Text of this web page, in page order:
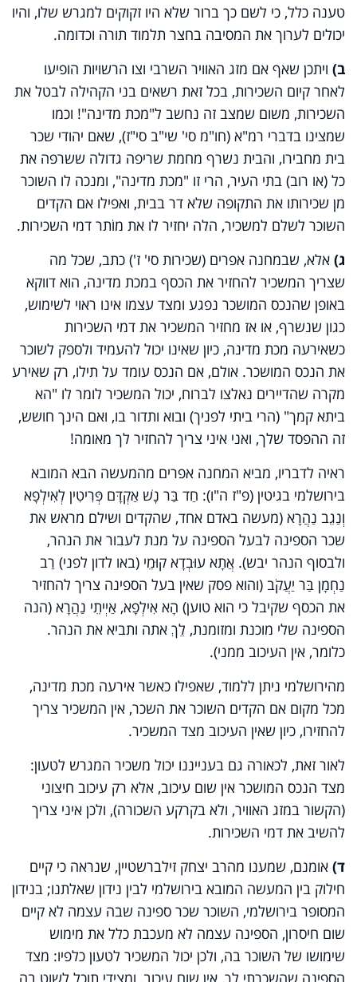
טענה כלל, כי לשם כך ברור שלא היו זקוקים למגרש שלו, והיו
יכולים לערוך את המסיבה בחצר תלמוד תורה וכדומה.
ב) ויתכן שאף אם מזג האוויר השרבי וצו הרשויות הופיעו
לאחר קיום השכירות, בכל זאת רשאים בני הקהילה לבטל את
השכירות, משום שמצב זה נחשב ל"מכת מדינה"! וכמו
שמצינו בדברי רמ"א (חו"מ סי' שי"ב סי"ז), שאם יהודי שכר
בית מחבירו, והבית נשרף מחמת שריפה גדולה ששרפה את
כל (או רוב) בתי העיר, הרי זו "מכת מדינה", ומנכה לו השוכר
מן שכירותו את התקופה שלא דר בבית, ואפילו אם הקדים
השוכר לשלם למשכיר, הלה יחזיר לו את מוֹתר דמי השכירות.
ג) אלא, שבמחנה אפרים (שכירות סי' ז') כתב, שכל מה
שצריך המשכיר להחזיר את הכסף במכת מדינה, הוא דווקא
באופן שהנכס המושכר נפגע ומצד עצמו אינו ראוי לשימוש,
כגון שנשרף, או אז מחזיר המשכיר את דמי השכירות
כשאירעה מכת מדינה, כיון שאינו יכול להעמיד ולספק לשוכר
את הנכס המושכר. אולם, אם הנכס עומד על תילו, רק שאירע
מקרה שהדיירים נאלצו לברוח, יכול המשכיר לומר לו "הא
ביתא קמך" (הרי ביתי לפניך) ובוא ותדור בו, ואם הינך חושש,
זה ההפסד שלך, ואני איני צריך להחזיר לך מאומה!
ראיה לדבריו, מביא המחנה אפרים מהמעשה הבא המובא
בירושלמי בגיטין (פ"ז ה"ו): חַד בַּר נָשׁ אַקְדָּם פְּרִיטִין לְאִילְפָא
וְנַגֵב נַהֲרָא (מעשה באדם אחד, שהקדים ושילם מראש את
שכר הספינה לבעל הספינה על מנת לעבור את הנהר,
ולבסוף הנהר יבש). אֲתָא עוּבְדָא קוּמֵי (באו לדון לפני) רַב
נַחְמָן בַּר יַעֲקֹב (והוא פסק שאין בעל הספינה צריך להחזיר
את הכסף שקיבל כי הוא טוען) הָא אִילְפָא, אַיְיתֵי נַהֲרָא (הנה
הספינה שלי מוכנת ומזומנת, לֵךְ אתה ותביא את הנהר.
כלומר, אין העיכוב ממני).
מהירושלמי ניתן ללמוד, שאפילו כאשר אירעה מכת מדינה,
מכל מקום אם הקדים השוכר את השכר, אין המשכיר צריך
להחזירו, כיון שאין העיכוב מצד המשכיר.
לאור זאת, לכאורה גם בענייננו יכול משכיר המגרש לטעון:
מצד הנכס המושכר אין שום עיכוב, אלא רק עיכוב חיצוני
(הקשור במזג האוויר, ולא בקרקע השכורה), ולכן איני צריך
להשיב את דמי השכירות.
ד) אומנם, שמענו מהרב יצחק זילברשטיין, שנראה כי קיים
חילוק בין המעשה המובא בירושלמי לבין נידון שאלתנו; בנידון
המסופר בירושלמי, השוכר שכר ספינה שבה עצמה לא קיים
שום חיסרון, הספינה עצמה לא מעכבת כלל את מימוש
שימושו של השוכר בה, ולכן יכול המשכיר לטעון כלפיו: מצד
הספינה שהשכרתי לך, אין שום עיכוב, ומצידי תוכל לשוט בה